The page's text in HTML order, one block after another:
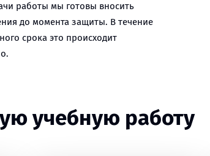
работы мы готовы вносить
до момента защиты. В течение
срока это происходит
учебную работу